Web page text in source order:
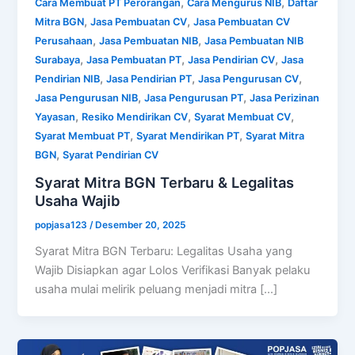
Cara Membuat PT Perorangan Cara Mengurus NIB
Daftar
Mitra BGN,Jasa Pembuatan CV,Jasa Pembuatan CV
Perusahaan,Jasa Pembuatan NIB,Jasa Pembuatan NIB
Surabaya,Jasa Pembuatan PT,Jasa Pendirian CV,Jasa
Pendirian NIB,Jasa Pendirian PT,Jasa Pengurusan CV,
Jasa Pengurusan NIB,Jasa Pengurusan PT,Jasa Perizinan
Yayasan, Resiko Mendirikan CV,Syarat Membuat CV,
Syarat Membuat PT,Syarat Mendirikan PT,Syarat Mitra
BGN,Syarat Pendirian CV
Syarat Mitra BGN Terbaru & Legalitas
Usaha Wajib
popjasa123/ Desember 20, 2025
Syarat Mitra BGN Terbaru: Legalitas Usaha yang
Wajib Disiapkan agar Lolos Verifikasi Banyak pelaku
usaha mulai melirik peluang menjadi mitra […]